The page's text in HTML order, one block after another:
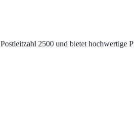
2500 und bietet hochwertige